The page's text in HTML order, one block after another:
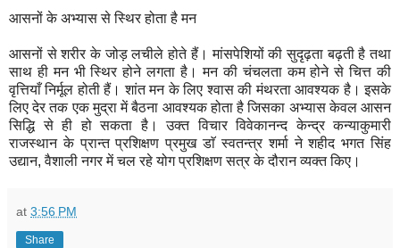
आसनों के अभ्यास से स्थिर होता है मन
आसनों से शरीर के जोड़ लचीले होते हैं। मांसपेशियों की सुदृढ़ता बढ़ती है तथा
साथ ही मन भी स्थिर होने लगता है। मन की चंचलता कम होने से चित्त की
वृत्तियाँ निर्मूल होती हैं। शांत मन के लिए श्वास की मंथरता आवश्यक है। इसके
लिए देर तक एक मुद्रा में बैठना आवश्यक होता है जिसका अभ्यास केवल आसन
सिद्धि से ही हो सकता है। उक्त विचार विवेकानन्द केन्द्र कन्याकुमारी
राजस्थान के प्रान्त प्रशिक्षण प्रमुख डाॅ स्वतन्त्र शर्मा ने शहीद भगत सिंह
उद्यान, वैशाली नगर में चल रहे योग प्रशिक्षण सत्र के दौरान व्यक्त किए।
at 3:56 PM
Share